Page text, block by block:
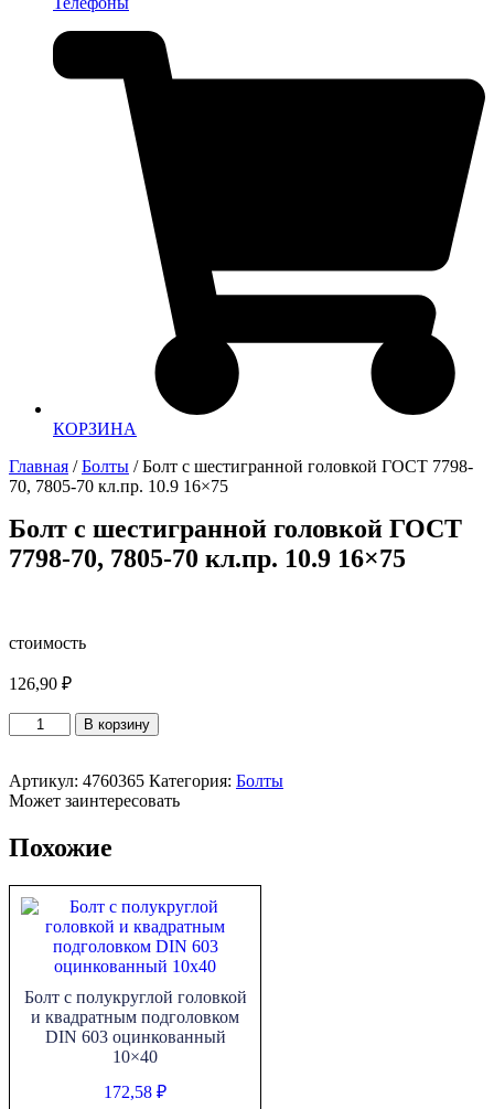
КОРЗИНА
Главная /Болты / Болт с шестигранной головкой ГОСТ 7798-
70, 7805-70 кл.пр. 10.9 16×75
Болт с шестигранной головкой ГОСТ
7798-70, 7805-70 кл.пр. 10.9 16×75
стоимость
126,90 ₽
Количество
товара
с
шестигранной
ГОСТ
7798-
7805-
70
В корзину
Артикул: 4760365 Категория: Болты
Может заинтересовать
Похожие
Болт с полукруглой головкой
и квадратным подголовком
DIN 603 оцинкованный
10×40
172,58₽